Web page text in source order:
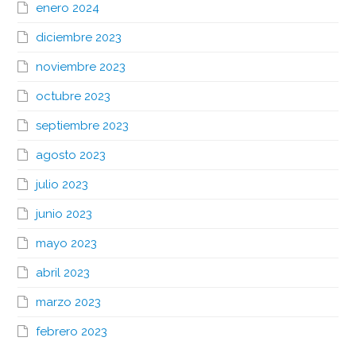
enero 2024
diciembre 2023
noviembre 2023
octubre 2023
septiembre 2023
agosto 2023
julio 2023
junio 2023
mayo 2023
abril 2023
marzo 2023
febrero 2023